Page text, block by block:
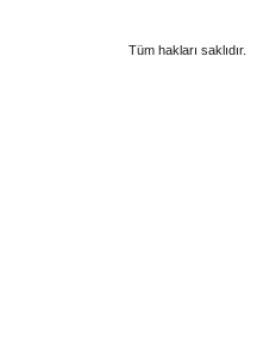
Tüm hakları saklıdır.